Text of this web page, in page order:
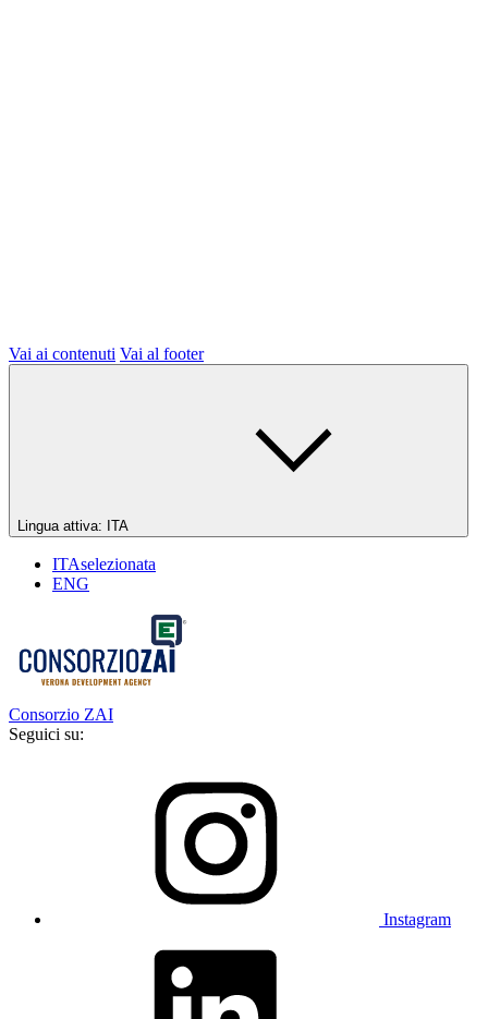
Vai ai contenuti Vai al footer
Lingua attiva: ITA
ITAselezionata
ENG
Consorzio ZAI
Seguici su:
Instagram